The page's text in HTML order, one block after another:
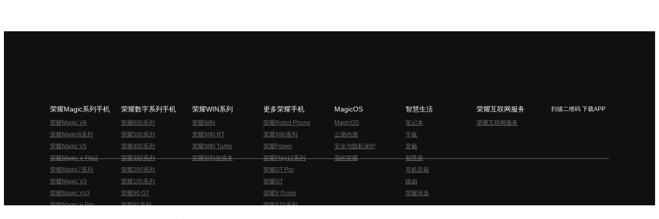
荣耀Magic系列手机
荣耀Magic V6
荣耀Magic8系列
荣耀Magic V5
荣耀Magic V Flip2
荣耀Magic7系列
荣耀Magic V3
荣耀Magic Vs3
荣耀Magic V Flip
荣耀数字系列手机
荣耀600系列
荣耀500系列
荣耀400系列
荣耀300系列
荣耀200系列
荣耀100系列
荣耀90 GT
荣耀90系列
荣耀WIN系列
荣耀WIN
荣耀WIN RT
荣耀WIN Turbo
荣耀WIN游戏本
更多荣耀手机
荣耀Robot Phone
荣耀X80系列
荣耀Power
荣耀Play10系列
荣耀GT Pro
荣耀GT
荣耀V Purse
荣耀X70系列
MagicOS
MagicOS
公测内测
安全与隐私保护
我的荣耀
智慧生活
笔记本
平板
穿戴
智慧屏
耳机音箱
路由
荣耀亲选
荣耀互联网服务
荣耀互联网服务
扫描二维码 下载APP